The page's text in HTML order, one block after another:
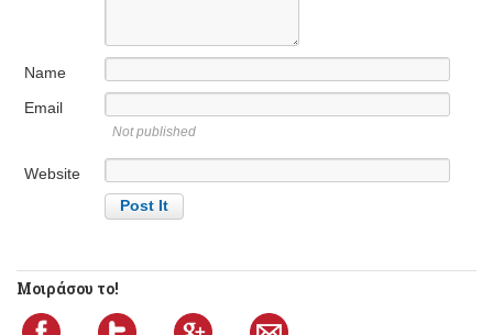
Name
Email
Not published
Website
Μοιράσου το!